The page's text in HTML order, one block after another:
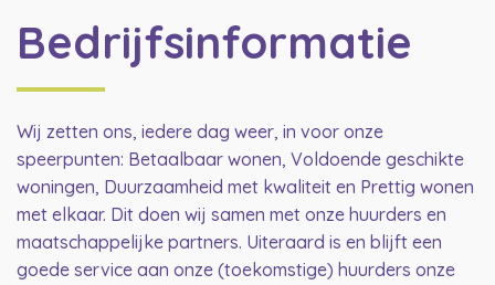
Bedrijfsinformatie
Wij zetten ons, iedere dag weer, in voor onze
speerpunten: Betaalbaar wonen, Voldoende geschikte
woningen, Duurzaamheid met kwaliteit en Prettig wonen
met elkaar. Dit doen wij samen met onze huurders en
maatschappelijke partners. Uiteraard is en blijft een
goede service aan onze (toekomstige) huurders onze